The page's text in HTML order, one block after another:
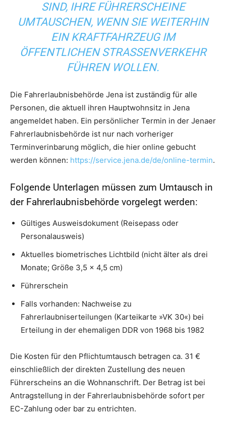
SIND, IHRE FÜHRERSCHEINE
UMTAUSCHEN, WENN SIE WEITERHIN
EIN KRAFTFAHRZEUG IM
ÖFFENTLICHEN STRASSENVERKEHR F
ÜHREN WOLLEN.
Die Fahrerlaubnisbehörde Jena ist zuständig für alle
Personen, die aktuell ihren Hauptwohnsitz in Jena
angemeldet haben. Ein persönlicher Termin in der Jenaer
Fahrerlaubnisbehörde ist nur nach vorheriger
Terminverinbarung möglich, die hier online gebucht
werden können: https://service.jena.de/de/online-termin.
Folgende Unterlagen müssen zum Umtausch in
der Fahrerlaubnisbehörde vorgelegt werden:
Gültiges Ausweisdokument (Reisepass oder
Personalausweis)
Aktuelles biometrisches Lichtbild (nicht älter als drei
Monate; Größe 3,5 x 4,5 cm)
Führerschein
Falls vorhanden: Nachweise zu
Fahrerlaubniserteilungen (Karteikarte »VK 30«) bei
Erteilung in der ehemaligen DDR von 1968 bis 1982
Die Kosten für den Pflichtumtausch betragen ca. 31 €
einschließlich der direkten Zustellung des neuen
Führerscheins an die Wohnanschrift. Der Betrag ist bei
Antragstellung in der Fahrerlaubnisbehörde sofort per
EC-Zahlung oder bar zu entrichten.